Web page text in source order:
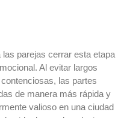
parejas cerrar esta etapa
Al evitar largos
las partes
de manera más rápida y
valioso en una ciudad